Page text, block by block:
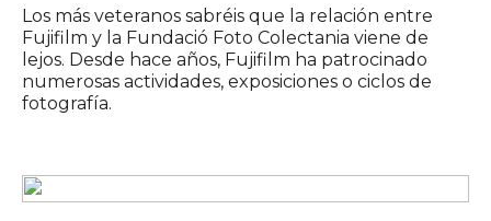
Los más veteranos sabréis que la relación entre
Fujifilm y la Fundació Foto Colectania viene de
lejos. Desde hace años, Fujifilm ha patrocinado
numerosas actividades, exposiciones o ciclos de
fotografía.